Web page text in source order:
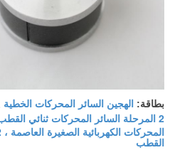
بطاقة: الهجين السائر المحركات الخطية
2 المرحلة السائر المحركات ثنائي القطب
القطب